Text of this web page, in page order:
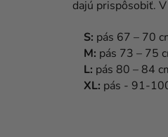
dajú prispôsobiť.
S: pás 67 – 70
M: pás 73 – 75
L: pás 80 – 84
XL: pás - 91-